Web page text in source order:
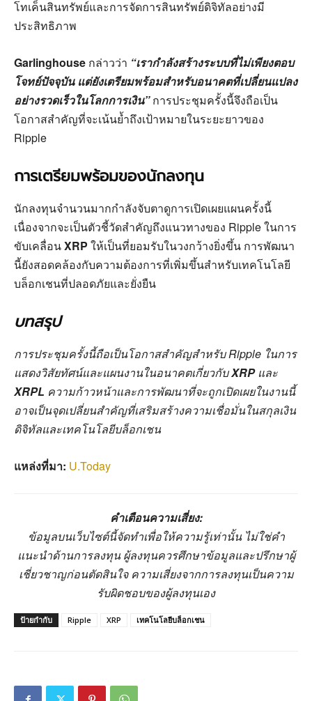
โทเค็นสินทรัพย์และการจัดการสินทรัพย์ดิจิทัลอย่างมี
ประสิทธิภาพ
Garlinghouse กล่าวว่า “เรากำลังสร้างระบบที่ไม่เพียงตอบ
โจทย์ปัจจุบัน แต่ยังเตรียมพร้อมสำหรับอนาคตที่เปลี่ยนแปลง
อย่างรวดเร็วในโลกการเงิน”การประชุมครั้งนี้จึงถือเป็น
โอกาสสำคัญที่จะเน้นย้ำถึงเป้าหมายในระยะยาวของ
Ripple
การเตรียมพร้อมของนักลงทุน
นักลงทุนจำนวนมากกำลังจับตาดูการเปิดเผยแผนครั้งนี้
เนื่องจากจะเป็นตัวชี้วัดสำคัญถึงแนวทางของ Ripple ในการ
ขับเคลื่อนXRP ให้เป็นที่ยอมรับในวงกว้างยิ่งขึ้น การพัฒนา
นี้ยังสอดคล้องกับความต้องการที่เพิ่มขึ้นสำหรับเทคโนโลยี
บล็อกเชนที่ปลอดภัยและยั่งยืน
บทสรุป
การประชุมครั้งนี้ถือเป็นโอกาสสำคัญสำหรับ Ripple ในการ
แสดงวิสัยทัศน์และแผนงานในอนาคตเกี่ยวกับXRPและ
XRPL ความก้าวหน้าและการพัฒนาที่จะถูกเปิดเผยในงานนี้
อาจเป็นจุดเปลี่ยนสำคัญที่เสริมสร้างความเชื่อมั่นในสกุลเงิน
ดิจิทัลและเทคโนโลยีบล็อกเชน
แหล่งที่มา: U.Today
คำเตือนความเสี่ยง:
ข้อมูลบนเว็บไซต์นี้จัดทำเพื่อให้ความรู้เท่านั้น ไม่ใช่คำ
แนะนำด้านการลงทุน ผู้ลงทุนควรศึกษาข้อมูลและปรึกษาผู้
เชี่ยวชาญก่อนตัดสินใจ ความเสี่ยงจากการลงทุนเป็นความ
รับผิดชอบของผู้ลงทุนเอง
ป้ายกำกับ Ripple XRP เทคโนโลยีบล็อกเชน